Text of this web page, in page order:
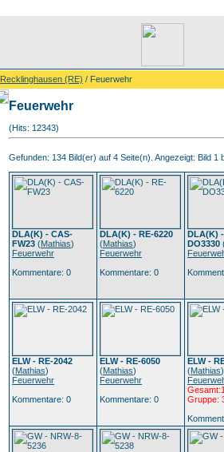
Recklinghausen (RE) / Feuerwehr
Feuerwehr
(Hits: 12343)
Gefunden: 134 Bild(er) auf 4 Seite(n). Angezeigt: Bild 1
DLA(K) - CAS-
FW23 (Mathias)
Feuerwehr
Kommentare: 0
DLA(K) - RE-6220
(Mathias)
Feuerwehr
Kommentare: 0
DLA(K)
DO3330
ELW - RE-2042
(Mathias)
Feuerwehr
Kommentare: 0
ELW - RE-6050
(Mathias)
Feuerwehr
Kommentare: 0
ELW -
(Mathias)
Gruppe: